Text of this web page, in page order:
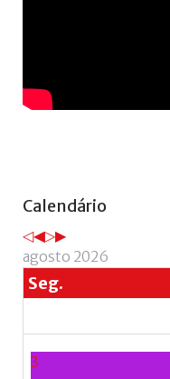
Calendário
AnoMês
Próximo
Próximo
agosto 2026
Seg.
3